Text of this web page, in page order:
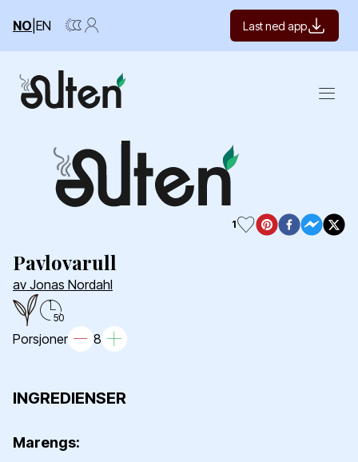
NO EN Last ned app
Open
Pavlovarull
av Jonas Nordahl
50
Porsjoner 8
1
INGREDIENSER
Marengs: